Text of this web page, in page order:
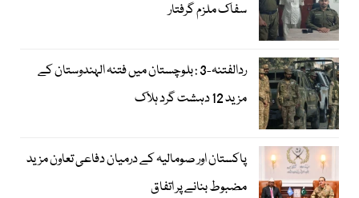
سفاک ملزم گرفتار
ردالفتنہ-3 : بلوچستان میں فتنہ الہندوستان کے
مزید 12 دہشت گرد ہلاک
پاکستان اور صومالیہ کے درمیان دفاعی تعاون مزید
مضبوط بنانے پر اتفاق